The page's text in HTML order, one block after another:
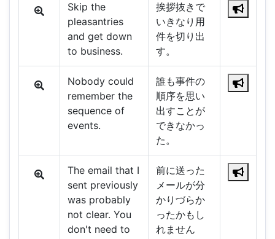
Skip the
pleasantries
and get down
to business.
挨拶抜きで
いきなり用
件を切り出
す。
Nobody could
remember the
sequence of
events.
誰も事件の
順序を思い
出すことが
できなかっ
た。
The email that I
sent previously
was probably
not clear. You
don't need to
前に送った
メールが分
かりづらか
ったかもし
れません